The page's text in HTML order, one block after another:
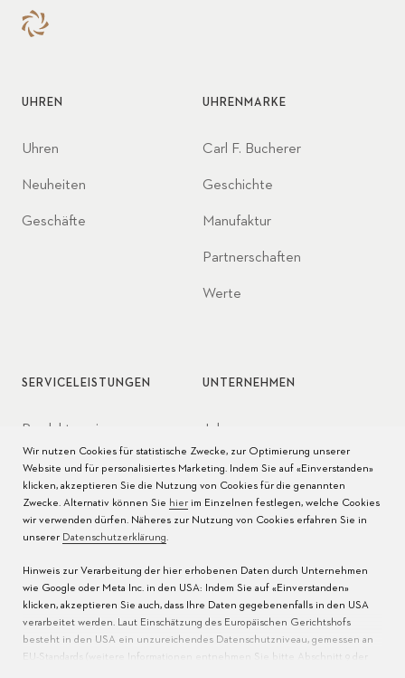
UHREN
Uhren
Neuheiten
Geschäfte
UHRENMARKE
Carl F. Bucherer
Geschichte
Manufaktur
Partnerschaften
Werte
SERVICELEISTUNGEN
Produktservice
Pflege der Uhr
Bedienungsanleitungen
FAQ
Servicezentren
UNTERNEHMEN
Jobs
Presse
Kontakt
Wir nutzen Cookies für statistische Zwecke, zur Optimierung unserer
Website und für personalisiertes Marketing. Indem Sie auf «Einverstanden»
klicken, akzeptieren Sie die Nutzung von Cookies für die genannten
Zwecke. Alternativ können Sie hierim Einzelnen festlegen, welche Cookies
wir verwenden dürfen. Näheres zur Nutzung von Cookies erfahren Sie in
unserer Datenschutzerklärung.
Hinweis zur Verarbeitung der hier erhobenen Daten durch Unternehmen
wie Google oder Meta Inc. in den USA: Indem Sie auf «Einverstanden»
klicken, akzeptieren Sie auch, dass Ihre Daten gegebenenfalls in den USA
verarbeitet werden. Laut Einschätzung des Europäischen Gerichtshofs
besteht in den USA ein unzureichendes Datenschutzniveau, gemessen an
EU-Standards (weitere Informationen entnehmen Sie bitte Abschnitt 9 der